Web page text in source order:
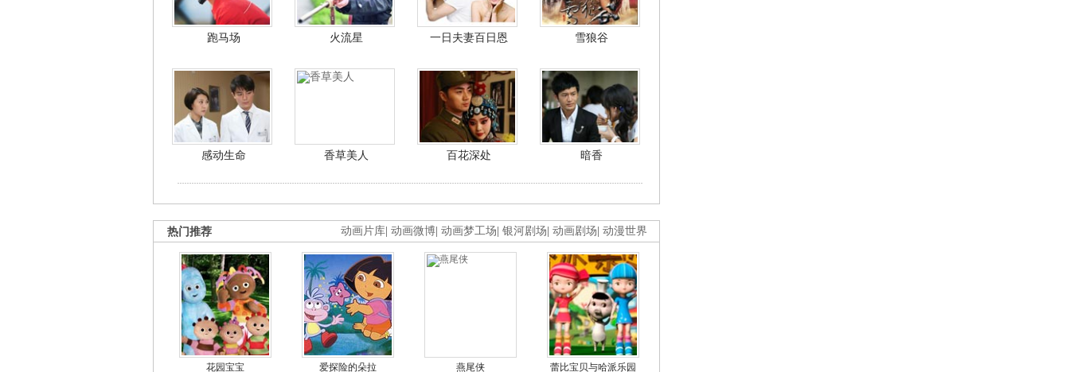
跑马场 火流星 一日夫妻百日恩 雪狼谷
感动生命 香草美人 百花深处 暗香
动画片库 动画微博 动画梦工场 银河剧场 动画剧场 动漫世界
热门推荐
花园宝宝 爱探险的朵拉 燕尾侠 蕾比宝贝与哈派乐园